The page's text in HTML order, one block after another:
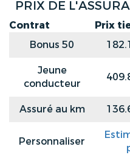
PRIX DE
Contrat Prix
Bonus 50
Jeune
conducteur
Assuré au km
Personnaliser